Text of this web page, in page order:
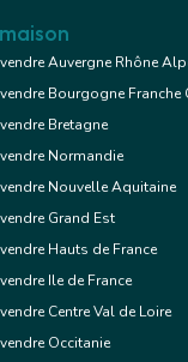
Auvergne Rhône
Bourgogne Franche
Bretagne
Normandie
Nouvelle Aquitaine
Grand Est
Hauts de France
Ile de France
Centre Val de Loire
Occitanie